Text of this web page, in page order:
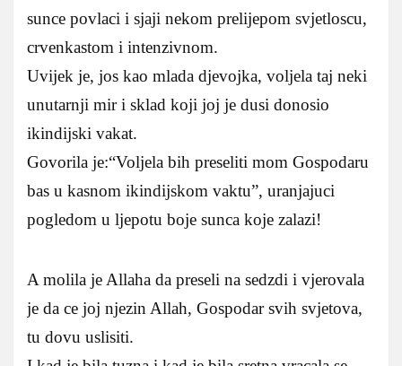
sunce povlaci i sjaji nekom prelijepom svjetloscu,
crvenkastom i intenzivnom.
Uvijek je, jos kao mlada djevojka, voljela taj neki
unutarnji mir i sklad koji joj je dusi donosio
ikindijski vakat.
Govorila je:“Voljela bih preseliti mom Gospodaru
bas u kasnom ikindijskom vaktu”, uranjajuci
pogledom u ljepotu boje sunca koje zalazi!
A molila je Allaha da preseli na sedzdi i vjerovala
je da ce joj njezin Allah, Gospodar svih svjetova,
tu dovu uslisiti.